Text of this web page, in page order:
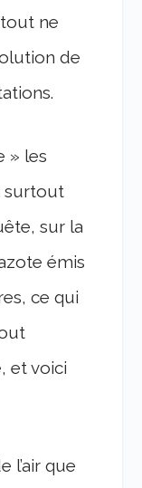
ne
de
» les
surtout
sur la
émis
ce qui
et voici
l’air que